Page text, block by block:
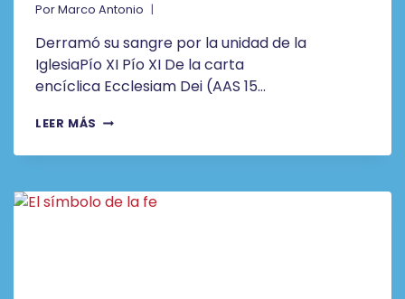
PorMarco Antonio
Derramó su sangre por la unidad de la
IglesiaPío XI Pío XI De la carta
encíclica Ecclesiam Dei (AAS 15…
LEER MÁS DERRAMÓ
SANGRE